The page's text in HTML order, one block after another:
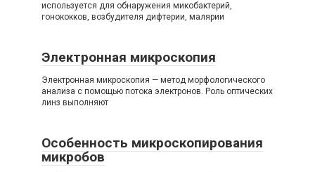
используется для обнаружения микобактерий,
гонококков, возбудителя дифтерии, малярии
Электронная микроскопия
Электронная микроскопия — метод морфологического
анализа с помощью потока электронов. Роль оптических
линз выполняют
Особенность микроскопирования
микробов